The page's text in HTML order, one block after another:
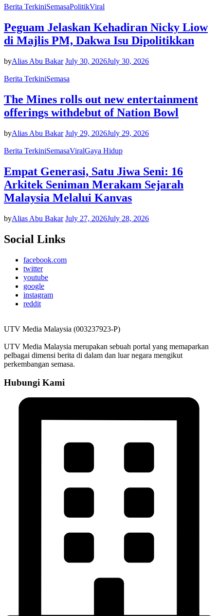
Berita TerkiniSemasaPolitikViral
Peguam Jelaskan Kehadiran Nicky Liow
di Majlis PM, Dakwa Isu Dipolitikkan
byAlias Abu Bakar July 30, 2026July 30, 2026
Berita TerkiniSemasa
The Mines rolls out new entertainment
offerings withdebut of Nation Bowl
byAlias Abu Bakar July 29, 2026July 29, 2026
Berita TerkiniSemasaViralGaya Hidup
Empat Generasi, Satu Jiwa Seni: 16
Arkitek Seniman Merakam Sejarah
Malaysia Melalui Kanvas
byAlias Abu Bakar July 27, 2026July 28, 2026
Social Links
facebook.com
twitter
youtube
google
instagram
reddit
UTV Media Malaysia (003237923-P)
UTV Media Malaysia merupakan sebuah portal yang memaparkan
pelbagai dimensi berita di dalam dan luar negara mengikut
perkembangan semasa.
Hubungi Kami